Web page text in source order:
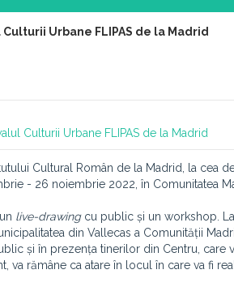
Urbane FLIPAS de la Madrid
Culturii Urbane FLIPAS de la Madrid
Cultural Român de la Madrid, la cea
- 26 noiembrie 2022, în Comunitatea
live-drawingcu public și un workshop. La
din Vallecas a Comunității
și în prezența tinerilor din Centru, care
va rămâne ca atare în locul în care va fi